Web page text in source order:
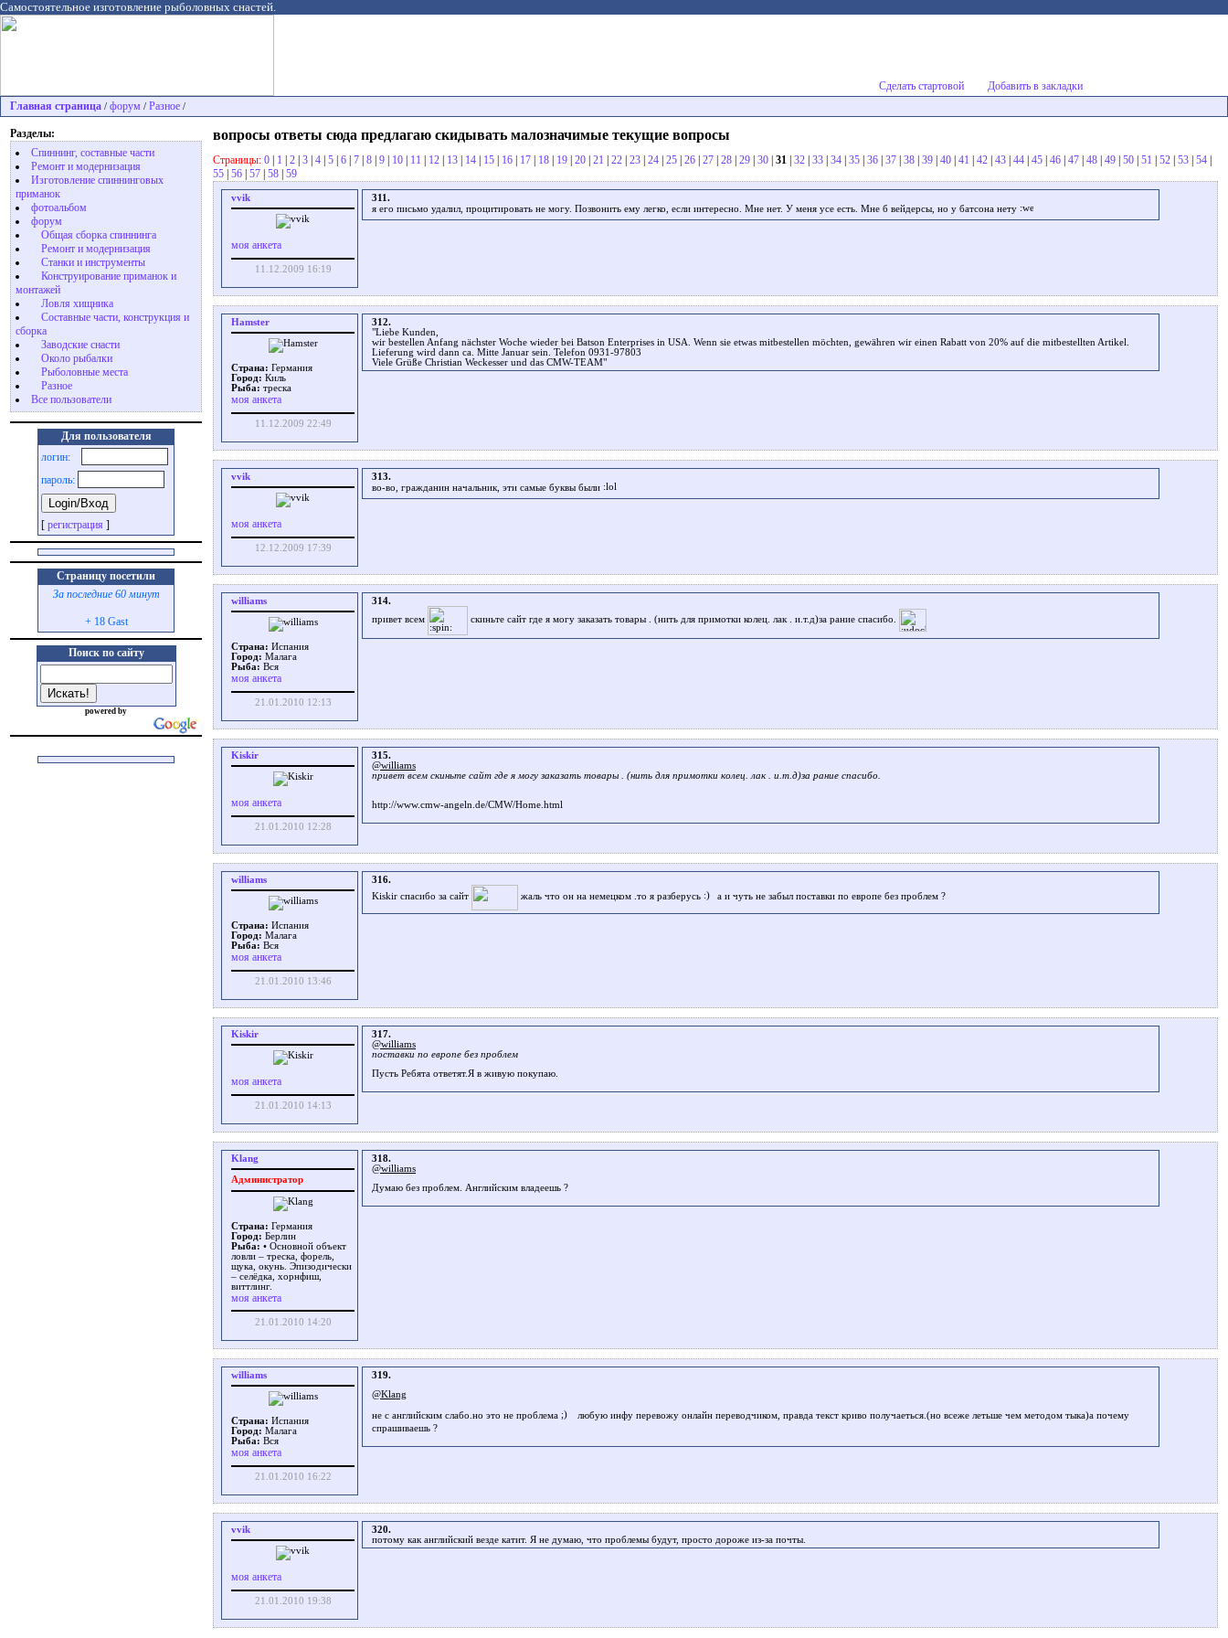
Самостоятельное изготовление рыболовных снастей.
Сделать стартовой
Добавить в закладки
Главная страница / форум / Разное /
Разделы:
Спиннинг, составные части
Ремонт и модернизация
Изготовление спиннинговых
приманок
фотоальбом
форум
Общая сборка спиннинга
Ремонт и модернизация
Станки и инструменты
Конструирование приманок и
монтажей
Ловля хищника
Cоставные части, конструкция и
сборка
Заводские снасти
Около рыбалки
Рыболовные места
Разное
Все пользователи
Для пользователя
логин:
пароль:
[ регистрация ]
Страницу посетили
За последние 60 минут
+ 18 Gast
Поиск по сайту
powered by
вопросы ответы сюда предлагаю скидывать малозначимые текущие вопросы
Страницы: 0 | 1 | 2 | 3 | 4 | 5 | 6 | 7 | 8 | 9 | 10 | 11 | 12 | 13 | 14 | 15 | 16 | 17 | 18 | 19 | 20 | 21 | 22 | 23 | 24 | 25 | 26 | 27 | 28 | 29 | 30 | 31 | 32 | 33 | 34 | 35 | 36 | 37 | 38 | 39 | 40 | 41 | 42 | 43 | 44 | 45 | 46 | 47 | 48 | 49 | 50 | 51 | 52 | 53 | 54 |
55 | 56 | 57 | 58 | 59
vvik
моя анкета
11.12.2009 16:19
311.
я его письмо удалил, процитировать не могу. Позвонить ему легко, если интересно. Мне нет. У меня усе есть. Мне б вейдерсы, но у батсона нету
Hamster
Страна: Германия
Город: Киль
Рыба: треска
моя анкета
11.12.2009 22:49
312.
"Liebe Kunden,
wir bestellen Anfang nächster Woche wieder bei Batson Enterprises in USA. Wenn sie etwas mitbestellen möchten, gewähren wir einen Rabatt von 20% auf die mitbestellten Artikel.
Lieferung wird dann ca. Mitte Januar sein. Telefon 0931-97803
Viele Grüße Christian Weckesser und das CMW-TEAM"
vvik
моя анкета
12.12.2009 17:39
313.
во-во, гражданин начальник, эти самые буквы были
williams
Страна: Испания
Город: Малага
Рыба: Вся
моя анкета
21.01.2010 12:13
314.
привет всем
скиньте сайт где я могу заказать товары . (нить для примотки колец. лак . и.т.д)за рание спасибо.
Kiskir
моя анкета
21.01.2010 12:28
315.
@williams
привет всем скиньте сайт где я могу заказать товары . (нить для примотки колец. лак . и.т.д)за рание спасибо.
http://www.cmw-angeln.de/CMW/Home.html
williams
Страна: Испания
Город: Малага
Рыба: Вся
моя анкета
21.01.2010 13:46
316.
Kiskir спасибо за сайт
жаль что он на немецком .то я разберусь а и чуть не забыл поставки по европе без проблем ?
Kiskir
моя анкета
21.01.2010 14:13
317.
@williams
поставки по европе без проблем
Пусть Ребята ответят.Я в живую покупаю.
Klang
Администратор
Страна: Германия
Город: Берлин
Рыба: • Основной объект
ловли – треска, форель,
щука, окунь. Эпизодически
– селёдка, хорнфиш,
виттлинг.
моя анкета
21.01.2010 14:20
318.
@williams
Думаю без проблем. Английским владеешь ?
williams
Страна: Испания
Город: Малага
Рыба: Вся
моя анкета
21.01.2010 16:22
319.
@Klang
не с английским слабо.но это не проблема
любую инфу перевожу онлайн переводчиком, правда текст криво получаеться.(но всеже летьше чем методом тыка)а почему
спрашиваешь ?
vvik
моя анкета
21.01.2010 19:38
320.
потому как английский везде катит. Я не думаю, что проблемы будут, просто дороже из-за почты.